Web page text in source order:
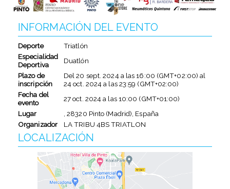
INFORMACIÓN DEL EVENTO
Deporte
Triatlón
Especialidad
Deportiva
Duatlón
Plazo de
inscripción
Del20 sept. 2024a las16:00 (GMT+02:00) al
24 oct. 2024a las23:59 (GMT+02:00)
Fecha del
evento
27 oct. 2024a las10:00 (GMT+01:00)
Lugar
, 28320 Pinto (Madrid), España
Organizador
LA TRIBU 4BS TRIATLON
LOCALIZACIÓN